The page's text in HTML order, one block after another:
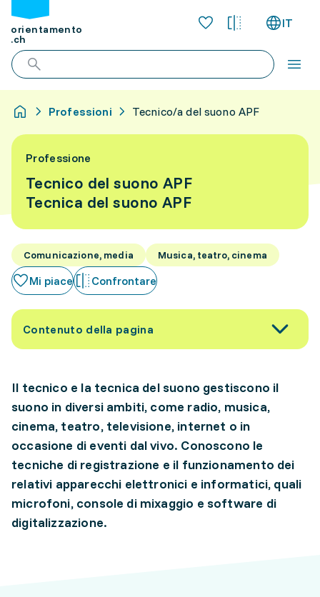
orientamento
.ch
IT
Professioni Tecnico/a del suono APF
Professione
Tecnico del suono APF
Tecnica del suono APF
Comunicazione, media Musica, teatro, cinema
Mi piace Confrontare
Contenuto della pagina
Il tecnico e la tecnica del suono gestiscono il
suono in diversi ambiti, come radio, musica,
cinema, teatro, televisione, internet o in
occasione di eventi dal vivo. Conoscono le
tecniche di registrazione e il funzionamento dei
relativi apparecchi elettronici e informatici, quali
microfoni, console di mixaggio e software di
digitalizzazione.